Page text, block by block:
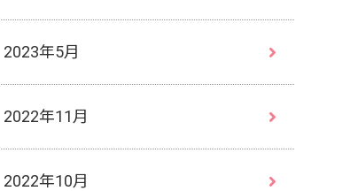
2023年5月
2022年11月
2022年10月